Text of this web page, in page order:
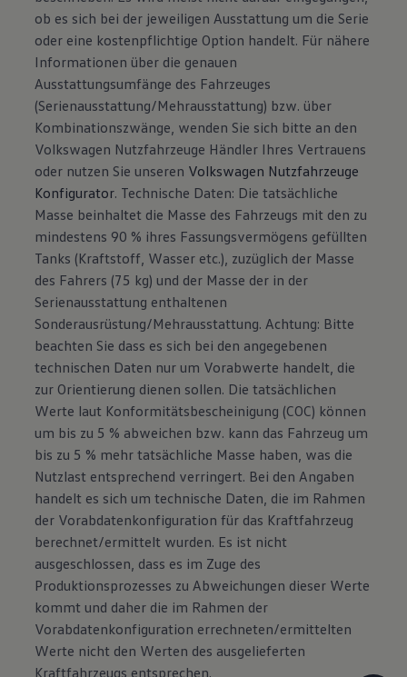
ob es sich bei der jeweiligen Ausstattung um die Serie
oder eine kostenpflichtige Option handelt. Für nähere
Informationen über die genauen
Ausstattungsumfänge des Fahrzeuges
(Serienausstattung/Mehrausstattung) bzw. über
Kombinationszwänge, wenden Sie sich bitte an den
Volkswagen Nutzfahrzeuge Händler Ihres Vertrauens
oder nutzen Sie unseren Volkswagen Nutzfahrzeuge
Konfigurator. Technische Daten: Die tatsächliche
Masse beinhaltet die Masse des Fahrzeugs mit den zu
mindestens 90 % ihres Fassungsvermögens gefüllten
Tanks (Kraftstoff, Wasser etc.), zuzüglich der Masse
des Fahrers (75 kg) und der Masse der in der
Serienausstattung enthaltenen
Sonderausrüstung/Mehrausstattung. Achtung: Bitte
beachten Sie dass es sich bei den angegebenen
technischen Daten nur um Vorabwerte handelt, die
zur Orientierung dienen sollen. Die tatsächlichen
Werte laut Konformitätsbescheinigung (COC) können
um bis zu 5 % abweichen bzw. kann das Fahrzeug um
bis zu 5 % mehr tatsächliche Masse haben, was die
Nutzlast entsprechend verringert. Bei den Angaben
handelt es sich um technische Daten, die im Rahmen
der Vorabdatenkonfiguration für das Kraftfahrzeug
berechnet/ermittelt wurden. Es ist nicht
ausgeschlossen, dass es im Zuge des
Produktionsprozesses zu Abweichungen dieser Werte
kommt und daher die im Rahmen der
Vorabdatenkonfiguration errechneten/ermittelten
Werte nicht den Werten des ausgelieferten
Kraftfahrzeugs entsprechen.